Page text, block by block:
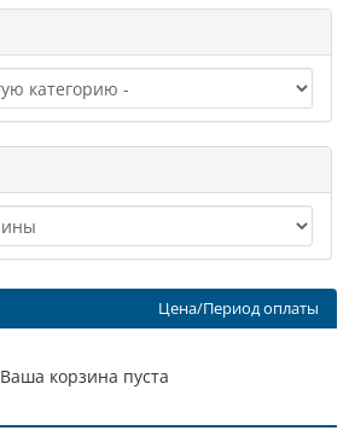
Цена/Период оплаты
Ваша корзина пуста